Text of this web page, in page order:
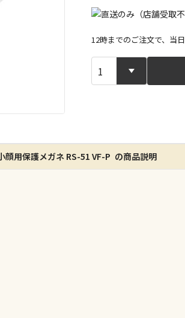
宅配や店舗
特定の店舗
ん）
12時までのご注文で、当
顔用保護メガネ RS-51 VF-P の商品説明